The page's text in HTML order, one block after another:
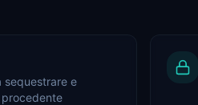
sequestrare e